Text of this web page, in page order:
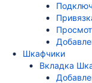
Шкафчики
Вкладка